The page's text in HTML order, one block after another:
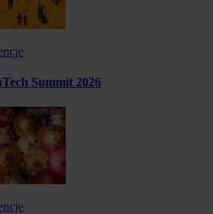
Summit 2026